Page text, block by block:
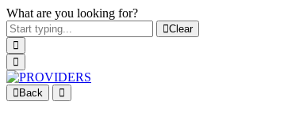
What are you looking for?
Clear
Back